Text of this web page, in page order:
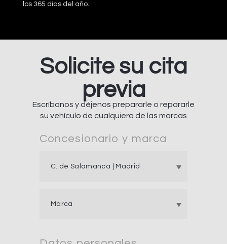
los 365 días del año.
Solicite su cita
previa
Escríbanos y déjenos prepararle o repararle
su vehículo de cualquiera de las marcas
Concesionario y marca